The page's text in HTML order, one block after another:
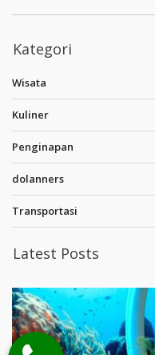
Kategori
Wisata
Kuliner
Penginapan
dolanners
Transportasi
Latest Posts